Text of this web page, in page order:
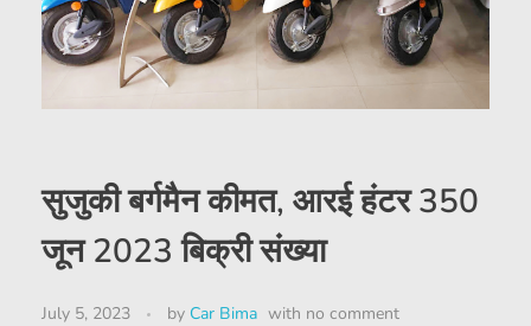
सुजुकी बर्गमैन कीमत, आरई हंटर 350
जून 2023 बिक्री संख्या
July 5, 2023 by Car Bima with no comment